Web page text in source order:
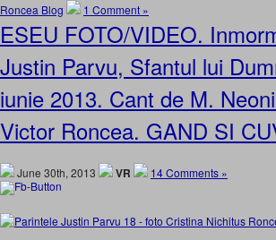
Roncea Blog
1 Comment »
ESEU FOTO/VIDEO.
Justin Parvu, Sfantul lui
iunie 2013. Cant de M.
Victor Roncea. GAND SI
June 30th, 2013 VR 14 Comments »